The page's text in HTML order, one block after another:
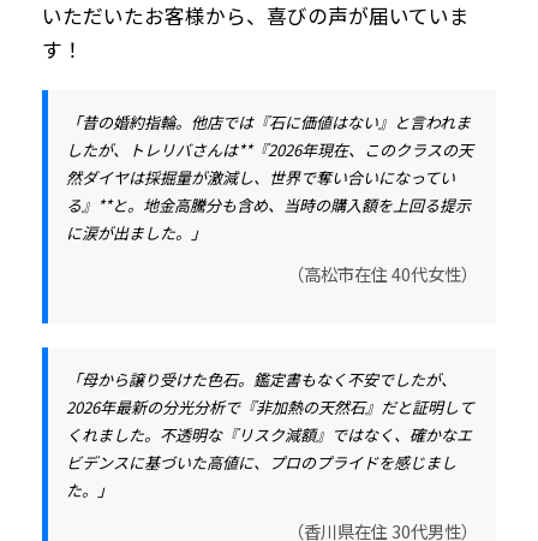
いただいたお客様から、喜びの声が届いていま
す！
「昔の婚約指輪。他店では『石に価値はない』と言われま
したが、トレリバさんは**『2026年現在、このクラスの天
然ダイヤは採掘量が激減し、世界で奪い合いになってい
る』**と。地金高騰分も含め、当時の購入額を上回る提示
に涙が出ました。」
（高松市在住 40代女性）
「母から譲り受けた色石。鑑定書もなく不安でしたが、
2026年最新の分光分析で『非加熱の天然石』だと証明して
くれました。不透明な『リスク減額』ではなく、確かなエ
ビデンスに基づいた高値に、プロのプライドを感じまし
た。」
（香川県在住 30代男性）